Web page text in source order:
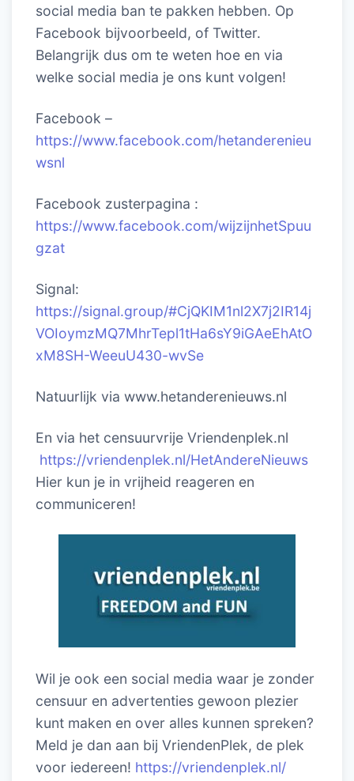
social media ban te pakken hebben. Op
Facebook bijvoorbeeld, of Twitter.
Belangrijk dus om te weten hoe en via
welke social media je ons kunt volgen!
Facebook –
https://www.facebook.com/hetanderenieu
wsnl
Facebook zusterpagina :
https://www.facebook.com/wijzijnhetSpuu
gzat
Signal:
https://signal.group/#CjQKIM1nl2X7j2IR14j
VOIoymzMQ7MhrTepl1tHa6sY9iGAeEhAtO
xM8SH-WeeuU430-wvSe
Natuurlijk via www.hetanderenieuws.nl
En via het censuurvrije Vriendenplek.nl
https://vriendenplek.nl/HetAndereNieuws
Hier kun je in vrijheid reageren en
communiceren!
Wil je ook een social media waar je zonder
censuur en advertenties gewoon plezier
kunt maken en over alles kunnen spreken?
Meld je dan aan bij VriendenPlek, de plek
voor iedereen! https://vriendenplek.nl/